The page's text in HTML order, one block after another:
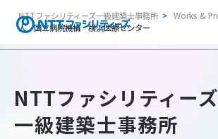
NTTファシリティーズ一級建築士事務所 Works &
人 国立病院機構 横浜医療センター
NTTファシリティーズ
一級建築士事務所